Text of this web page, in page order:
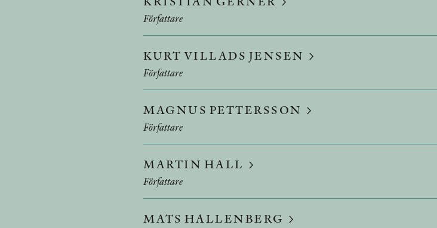
Författare
KURT VILLADS JENSEN
Författare
MAGNUS PETTERSSON
Författare
MARTIN HALL
Författare
MATS HALLENBERG